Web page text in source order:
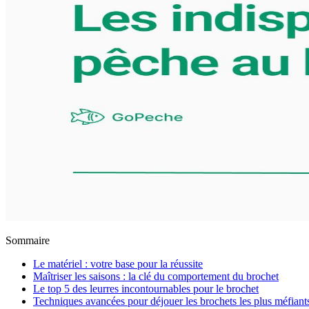
Sommaire
Le matériel : votre base pour la réussite
Maîtriser les saisons : la clé du comportement du brochet
Le top 5 des leurres incontournables pour le brochet
Techniques avancées pour déjouer les brochets les plus